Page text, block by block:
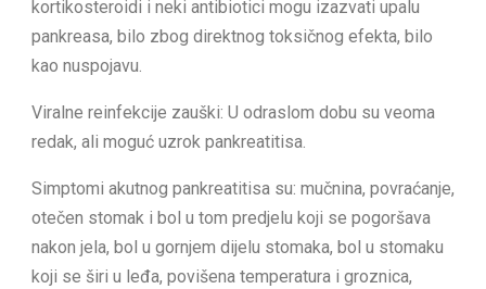
kortikosteroidi i neki antibiotici mogu izazvati upalu
pankreasa, bilo zbog direktnog toksičnog efekta, bilo
kao nuspojavu.
Viralne reinfekcije zauški: U odraslom dobu su veoma
redak, ali moguć uzrok pankreatitisa.
Simptomi akutnog pankreatitisa su: mučnina, povraćanje,
otečen stomak i bol u tom predjelu koji se pogoršava
nakon jela, bol u gornjem dijelu stomaka, bol u stomaku
koji se širi u leđa, povišena temperatura i groznica,